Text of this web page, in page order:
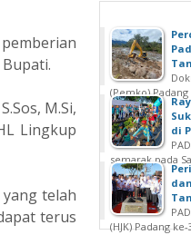
M.Si,
Lingkup
telah
terus
(Pemko)
di
semarak pada
(HJK) Padang